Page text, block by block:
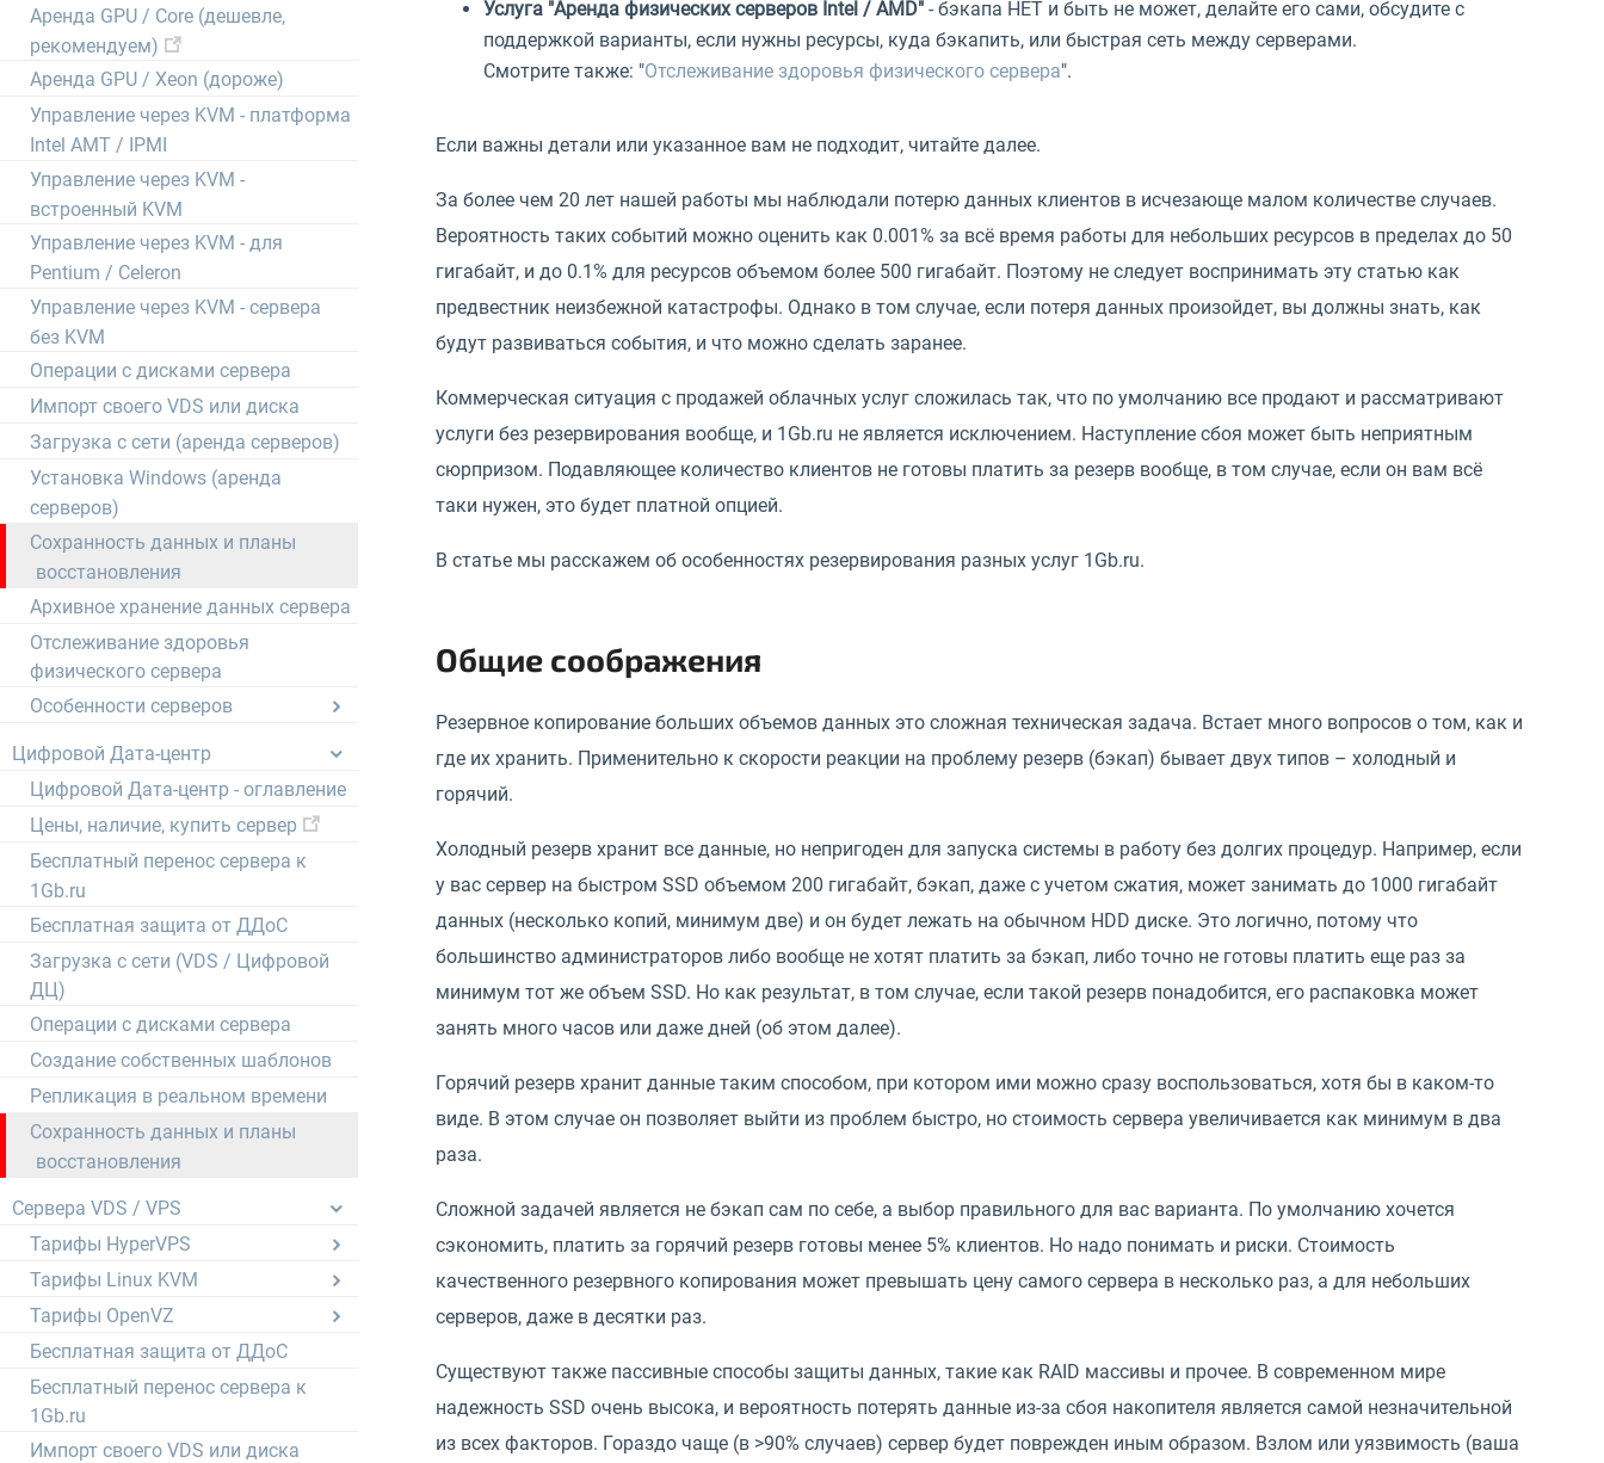
Аренда GPU / Core (дешевле,
рекомендуем)
Аренда GPU / Xeon (дороже)
Управление через KVM - платформа
Intel AMT / IPMI
Управление через KVM -
встроенный KVM
Управление через KVM - для
Pentium / Celeron
Управление через KVM - сервера
без KVM
Операции с дисками сервера
Импорт своего VDS или диска
Загрузка с сети (аренда серверов)
Установка Windows (аренда
серверов)
Сохранность данных и планы
восстановления
Архивное хранение данных сервера
Отслеживание здоровья
физического сервера
Особенности серверов
Цифровой Дата-центр
Цифровой Дата-центр - оглавление
Цены, наличие, купить сервер
Бесплатный перенос сервера к
1Gb.ru
Бесплатная защита от ДДоС
Загрузка с сети (VDS / Цифровой
ДЦ)
Операции с дисками сервера
Создание собственных шаблонов
Репликация в реальном времени
Сохранность данных и планы
восстановления
Сервера VDS / VPS
Тарифы HyperVPS
Тарифы Linux KVM
Тарифы OpenVZ
Бесплатная защита от ДДоС
Бесплатный перенос сервера к
1Gb.ru
Импорт своего VDS или диска
Услуга "Аренда физических серверов Intel / AMD" - бэкапа НЕТ и быть не может, делайте его сами, обсудите с
поддержкой варианты, если нужны ресурсы, куда бэкапить, или быстрая сеть между серверами.
Смотрите также: "Отслеживание здоровья физического сервера".
Если важны детали или указанное вам не подходит, читайте далее.
За более чем 20 лет нашей работы мы наблюдали потерю данных клиентов в исчезающе малом количестве случаев.
Вероятность таких событий можно оценить как 0.001% за всё время работы для небольших ресурсов в пределах до 50
гигабайт, и до 0.1% для ресурсов объемом более 500 гигабайт. Поэтому не следует воспринимать эту статью как
предвестник неизбежной катастрофы. Однако в том случае, если потеря данных произойдет, вы должны знать, как
будут развиваться события, и что можно сделать заранее.
Коммерческая ситуация с продажей облачных услуг сложилась так, что по умолчанию все продают и рассматривают
услуги без резервирования вообще, и 1Gb.ru не является исключением. Наступление сбоя может быть неприятным
сюрпризом. Подавляющее количество клиентов не готовы платить за резерв вообще, в том случае, если он вам всё
таки нужен, это будет платной опцией.
В статье мы расскажем об особенностях резервирования разных услуг 1Gb.ru.
Общие соображения
Резервное копирование больших объемов данных это сложная техническая задача. Встает много вопросов о том, как и
где их хранить. Применительно к скорости реакции на проблему резерв (бэкап) бывает двух типов – холодный и
горячий.
Холодный резерв хранит все данные, но непригоден для запуска системы в работу без долгих процедур. Например, если
у вас сервер на быстром SSD объемом 200 гигабайт, бэкап, даже с учетом сжатия, может занимать до 1000 гигабайт
данных (несколько копий, минимум две) и он будет лежать на обычном HDD диске. Это логично, потому что
большинство администраторов либо вообще не хотят платить за бэкап, либо точно не готовы платить еще раз за
минимум тот же объем SSD. Но как результат, в том случае, если такой резерв понадобится, его распаковка может
занять много часов или даже дней (об этом далее).
Горячий резерв хранит данные таким способом, при котором ими можно сразу воспользоваться, хотя бы в каком-то
виде. В этом случае он позволяет выйти из проблем быстро, но стоимость сервера увеличивается как минимум в два
раза.
Сложной задачей является не бэкап сам по себе, а выбор правильного для вас варианта. По умолчанию хочется
сэкономить, платить за горячий резерв готовы менее 5% клиентов. Но надо понимать и риски. Стоимость
качественного резервного копирования может превышать цену самого сервера в несколько раз, а для небольших
серверов, даже в десятки раз.
Существуют также пассивные способы защиты данных, такие как RAID массивы и прочее. В современном мире
надежность SSD очень высока, и вероятность потерять данные из-за сбоя накопителя является самой незначительной
из всех факторов. Гораздо чаще (в >90% случаев) сервер будет поврежден иным образом. Взлом или уязвимость (ваша